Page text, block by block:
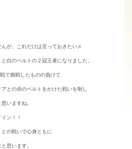
が、これだけは言っておきたい♬
白のベルトの２冠王者になりました。
で挑戦したものの負けて
との赤のベルトをかけた戦いを制し
いますね。
ン！！
の戦いで心身ともに
思います。